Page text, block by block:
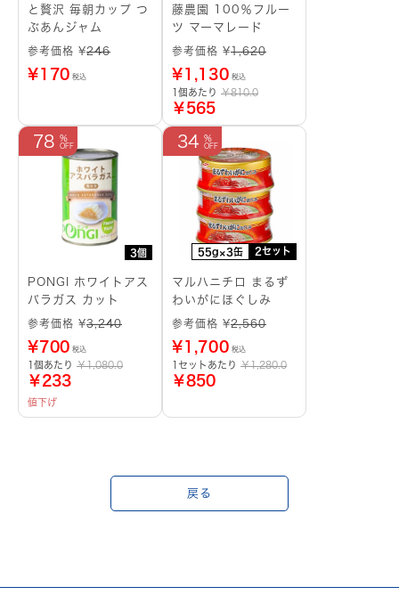
と贅沢 毎朝カップ つ
ぶあんジャム
参考価格 ¥246
¥170 税込
藤農園 100％フルー
ツ マーマレード
参考価格 ¥1,620
¥1,130 税込
1個あたり ￥810.0
￥565
3個
78
PONGI ホワイトアス
パラガス カット
参考価格 ¥3,240
¥700 税込
1個あたり ￥1,080.0
￥233
値下げ
55g×3缶 2セット
34
マルハニチロ まるず
わいがにほぐしみ
参考価格 ¥2,560
¥1,700 税込
1セットあたり ￥1,280.0
￥850
戻る